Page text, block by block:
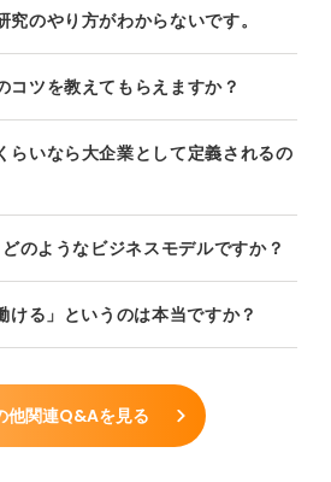
究のやり方がわからないです。
コツを教えてもらえますか？
らいなら大企業として定義されるの
のようなビジネスモデルですか？
ける」というのは本当ですか？
他関連Q&Aを見る